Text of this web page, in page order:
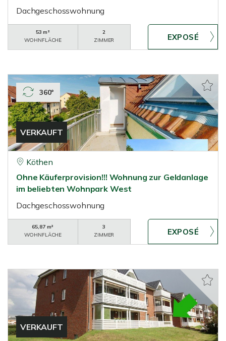
Dachgeschosswohnung
53 m²
WOHNFLÄCHE
2
ZIMMER
VERKAUFT
360°
Köthen
Ohne Käuferprovision!!! Wohnung zur Geldanlage
im beliebten Wohnpark West
Dachgeschosswohnung
65,87 m²
WOHNFLÄCHE
3
ZIMMER
VERKAUFT